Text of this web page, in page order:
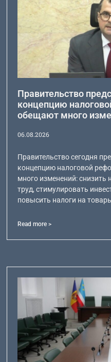
Правительство
концепцию
обещают много
06.08.2026
Правительство сегодня
концепцию налоговой
много изменений: снизить
труд, стимулировать
повысить налоги на
Read more >